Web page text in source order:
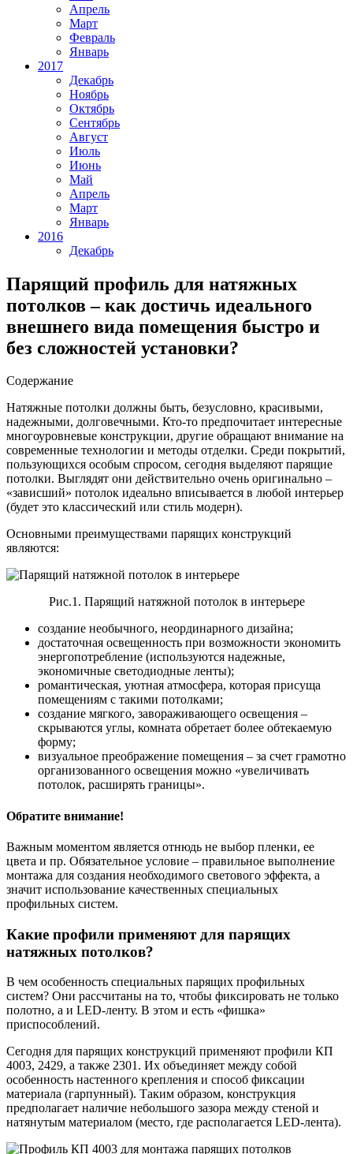
Апрель
Март
Февраль
Январь
2017
Декабрь
Ноябрь
Октябрь
Сентябрь
Август
Июль
Июнь
Май
Апрель
Март
Январь
2016
Декабрь
Парящий профиль для натяжных
потолков – как достичь идеального
внешнего вида помещения быстро и
без сложностей установки?
Содержание
Натяжные потолки должны быть, безусловно, красивыми,
надежными, долговечными. Кто-то предпочитает интересные
многоуровневые конструкции, другие обращают внимание на
современные технологии и методы отделки. Среди покрытий,
пользующихся особым спросом, сегодня выделяют парящие
потолки. Выглядят они действительно очень оригинально –
«зависший» потолок идеально вписывается в любой интерьер
(будет это классический или стиль модерн).
Основными преимуществами парящих конструкций
являются:
Рис.1. Парящий натяжной потолок в интерьере
создание необычного, неординарного дизайна;
достаточная освещенность при возможности экономить
энергопотребление (используются надежные,
экономичные светодиодные ленты);
романтическая, уютная атмосфера, которая присуща
помещениям с такими потолками;
создание мягкого, завораживающего освещения –
скрываются углы, комната обретает более обтекаемую
форму;
визуальное преображение помещения – за счет грамотно
организованного освещения можно «увеличивать
потолок, расширять границы».
Обратите внимание!
Важным моментом является отнюдь не выбор пленки, ее
цвета и пр. Обязательное условие – правильное выполнение
монтажа для создания необходимого светового эффекта, а
значит использование качественных специальных
профильных систем.
Какие профили применяют для парящих
натяжных потолков?
В чем особенность специальных парящих профильных
систем? Они рассчитаны на то, чтобы фиксировать не только
полотно, а и LED-ленту. В этом и есть «фишка»
приспособлений.
Сегодня для парящих конструкций применяют профили КП
4003, 2429, а также 2301. Их объединяет между собой
особенность настенного крепления и способ фиксации
материала (гарпунный). Таким образом, конструкция
предполагает наличие небольшого зазора между стеной и
натянутым материалом (место, где располагается LED-лента).